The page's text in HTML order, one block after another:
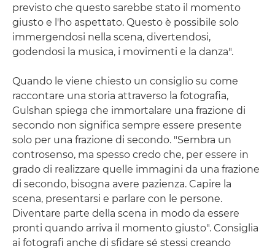
previsto che questo sarebbe stato il momento
giusto e l'ho aspettato. Questo è possibile solo
immergendosi nella scena, divertendosi,
godendosi la musica, i movimenti e la danza".
Quando le viene chiesto un consiglio su come
raccontare una storia attraverso la fotografia,
Gulshan spiega che immortalare una frazione di
secondo non significa sempre essere presente
solo per una frazione di secondo. "Sembra un
controsenso, ma spesso credo che, per essere in
grado di realizzare quelle immagini da una frazione
di secondo, bisogna avere pazienza. Capire la
scena, presentarsi e parlare con le persone.
Diventare parte della scena in modo da essere
pronti quando arriva il momento giusto". Consiglia
ai fotografi anche di sfidare sé stessi creando